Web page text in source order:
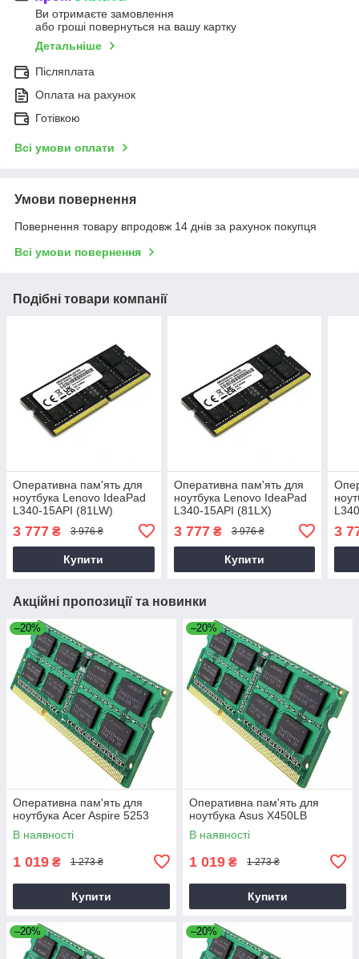
Ви отримаєте замовлення
або гроші повернуться на вашу картку
Детальніше
Післяплата
Оплата на рахунок
Готівкою
Всі умови оплати
Умови повернення
Повернення товару впродовж 14 днів за рахунок покупця
Всі умови повернення
Подібні товари компанії
Оперативна пам'ять для
ноутбука Lenovo IdeaPad
L340-15API (81LW)
3 777 ₴ 3 976 ₴
Купити
Оперативна пам'ять для
ноутбука Lenovo IdeaPad
L340-15API (81LX)
3 777₴ 3 976 ₴
Купити
3
Акційні пропозиції та новинки
–20%
Оперативна пам'ять для
ноутбука Acer Aspire 5253
В наявності
1 019 ₴ 1 273 ₴
Купити
–20%
Оперативна пам'ять для
ноутбука Asus X450LB
В наявності
1 019 ₴ 1 273 ₴
Купити
–20% –20%